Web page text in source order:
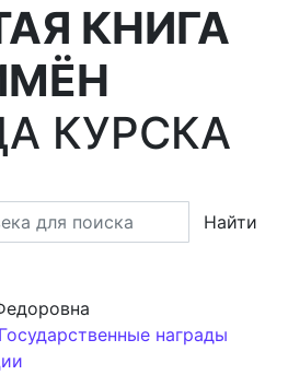
КНИГА
КУРСКА
Найти
награды